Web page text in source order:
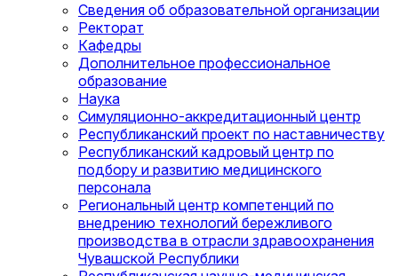
Сведения об образовательной организации
Ректорат
Кафедры
Дополнительное профессиональное
образование
Наука
Симуляционно-аккредитационный центр
Республиканский проект по наставничеству
Республиканский кадровый центр по
подбору и развитию медицинского
персонала
Региональный центр компетенций по
внедрению технологий бережливого
производства в отрасли здравоохранения
Чувашской Республики